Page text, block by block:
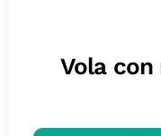
Vola con